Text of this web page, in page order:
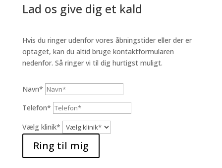
Lad os give dig et kald
Hvis du ringer udenfor vores åbningstider eller der er
optaget, kan du altid bruge kontaktformularen
nedenfor. Så ringer vi til dig hurtigst muligt.
Navn*
Telefon*
Vælg klinik*
Ring til mig